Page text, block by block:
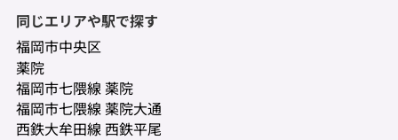
同じエリアや駅で探す
福岡市中央区
薬院
福岡市七隈線 薬院
福岡市七隈線 薬院大通
西鉄大牟田線 西鉄平尾